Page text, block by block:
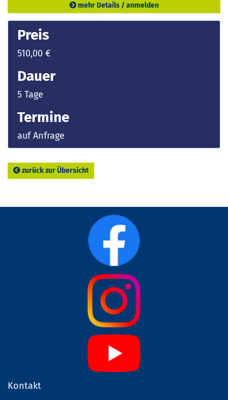
mehr Details / anmelden
Preis
510,00 €
Dauer
5 Tage
Termine
auf Anfrage
zurück zur Übersicht
Kontakt